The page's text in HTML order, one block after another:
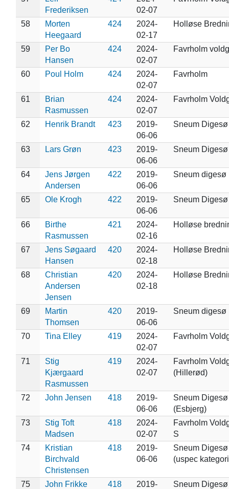
Frederiksen
02-07
58
Morten
Heegaard
424
2024-
02-17
Holløse
59
Per Bo
Hansen
424
2024-
02-07
Favrholm
60 Poul Holm 424
2024-
02-07
Favrholm
61
Brian
Rasmussen
424
2024-
02-07
Favrholm
62 Henrik Brandt 423
2019-
06-06
Sneum Digesø
63 Lars Grøn 423
2019-
06-06
Sneum Digesø
64
Jens Jørgen
Andersen
422
2019-
06-06
Sneum digesø
65 Ole Krogh 422
2019-
06-06
Sneum Digesø
66
Birthe
Rasmussen
421
2024-
02-16
Holløse
67
Jens Søgaard
Hansen
420
2024-
02-18
Holløse
68
Christian
Andersen
Jensen
420
2024-
02-18
Holløse
69
Martin
Thomsen
420
2019-
06-06
Sneum digesø
70 Tina Elley 419
2024-
02-07
Favrholm
71
Stig
Kjærgaard
Rasmussen
419
2024-
02-07
Favrholm
(Hillerød)
72 John Jensen 418
2019-
06-06
Sneum Digesø
(Esbjerg)
73
Stig Toft
Madsen
418
2024-
02-07
Favrholm
S
74
Kristian
Birchvald
Christensen
418
2019-
06-06
Sneum Digesø
(uspec
75 John Frikke 418
2019-
Sneum Digesø